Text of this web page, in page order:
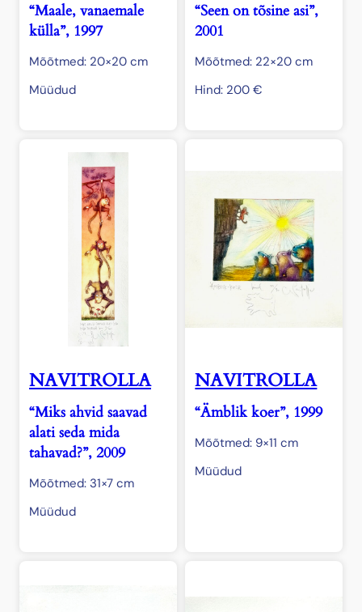
“Maale, vanaemale
külla”, 1997
Mõõtmed: 20×20 cm
Müüdud
“Seen on tõsine asi”,
2001
Mõõtmed: 22×20 cm
Hind: 200€
NAVITROLLA
“Miks ahvid saavad
alati seda mida
tahavad?”, 2009
Mõõtmed: 31×7 cm
Müüdud
NAVITROLLA
“Ämblik koer”, 1999
Mõõtmed: 9×11 cm
Müüdud